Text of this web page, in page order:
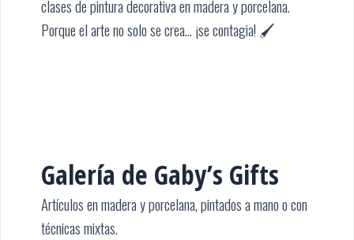
clases de pintura decorativa en madera y porcelana.
Porque el arte no solo se crea… ¡se contagia! 🖌️
Galería de Gaby’s Gifts
Artículos en madera y porcelana, pintados a mano o con
técnicas mixtas.